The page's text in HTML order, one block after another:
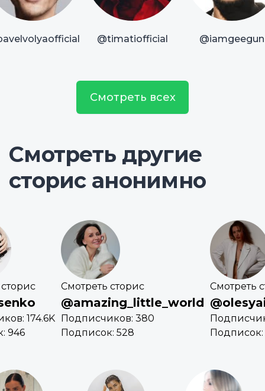
@timatiofficial @iamgeegun
Смотреть всех
Смотреть другие
сторис анонимно
174.6K
946
Смотреть сторис
@amazing_little_world
Подписчиков: 380
Подписок: 528
Смотреть